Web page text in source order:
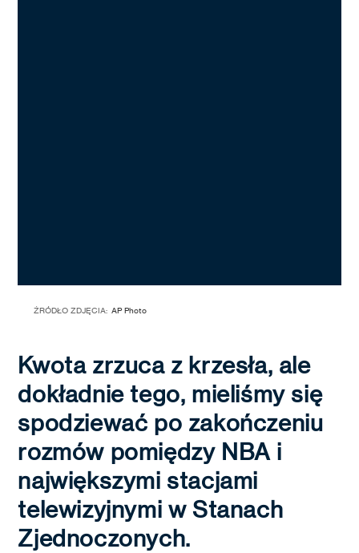
ŹRÓDŁO ZDJĘCIA: AP Photo
Kwota zrzuca z krzesła, ale
dokładnie tego, mieliśmy się
spodziewać po zakończeniu
rozmów pomiędzy NBA i
największymi stacjami
telewizyjnymi w Stanach
Zjednoczonych.